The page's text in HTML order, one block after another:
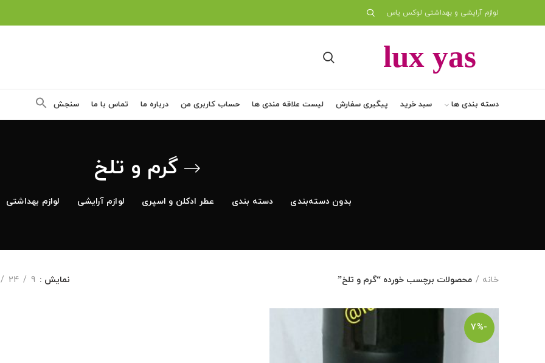
لوازم آرایشی و بهداشتی لوکس یاس
دسته بندی ها سبد خرید پیگیری سفارش لیست علاقه مندی ها حساب کاربری من درباره ما تماس با ما سنجش
گرم و تلخ
بدون دسته‌بندی دسته بندی عطر ادکلن و اسپری لوازم آرایشی لوازم بهداشتی
خانه محصولات برچسب خورده “گرم و تلخ” نمایش 9
24
-7%